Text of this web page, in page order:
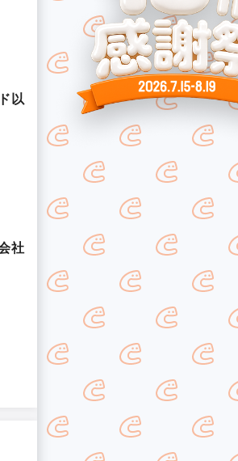
以
社